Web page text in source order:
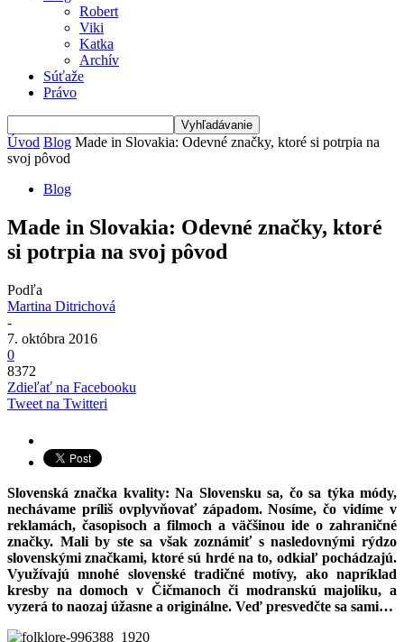
Robert
Viki
Katka
Archív
Súťaže
Právo
Úvod Blog Made in Slovakia: Odevné značky, ktoré si potrpia na
svoj pôvod
Blog
Made in Slovakia: Odevné značky, ktoré
si potrpia na svoj pôvod
Podľa
Martina Ditrichová
-
7. októbra 2016
0
8372
Zdieľať na Facebooku
Tweet na Twitteri
Slovenská značka kvality: Na Slovensku sa, čo sa týka módy,
nechávame príliš ovplyvňovať západom. Nosíme, čo vidíme v
reklamách, časopisoch a filmoch a väčšinou ide o zahraničné
značky. Mali by ste sa však zoznámiť s nasledovnými rýdzo
slovenskými značkami, ktoré sú hrdé na to, odkiaľ pochádzajú.
Využívajú mnohé slovenské tradičné motívy, ako napríklad
kresby na domoch v Čičmanoch či modranskú majoliku, a
vyzerá to naozaj úžasne a originálne. Veď presvedčte sa sami…